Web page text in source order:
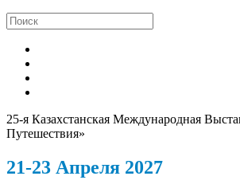
25-я Казахстанская Международная
Путешествия»
21-23 Апреля 2027